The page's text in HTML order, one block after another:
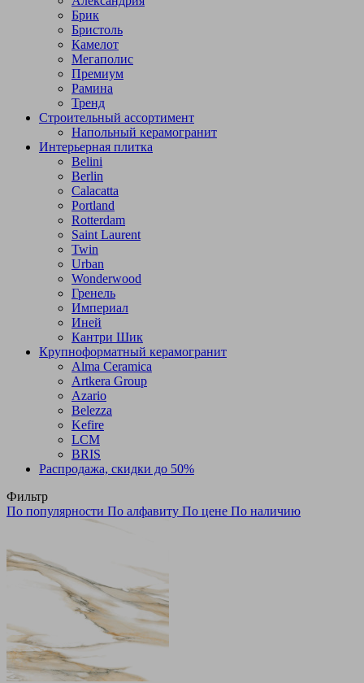
Брик
Бристоль
Камелот
Мегаполис
Премиум
Рамина
Тренд
Строительный ассортимент
Напольный керамогранит
Интерьерная плитка
Belini
Berlin
Calacatta
Portland
Rotterdam
Saint Laurent
Twin
Urban
Wonderwood
Гренель
Империал
Иней
Кантри Шик
Крупноформатный керамогранит
Alma Ceramica
Artkera Group
Azario
Belezza
Kefire
LCM
BRIS
Распродажа, скидки до 50%
Фильтр
По популярности По алфавиту По цене По наличию